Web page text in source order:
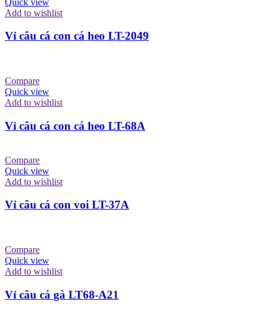
Add to wishlist
Vỉ câu cá con cá heo LT-2049
Compare
Quick view
Add to wishlist
Vỉ câu cá con cá heo LT-68A
Compare
Quick view
Add to wishlist
Vỉ câu cá con voi LT-37A
Compare
Quick view
Add to wishlist
Vỉ câu cá gà LT68-A21